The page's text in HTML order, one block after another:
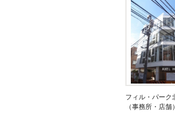
フィル・パーク
（事務所・店舗）